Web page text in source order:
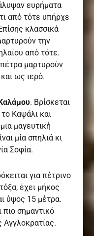
ευρήματα
από τότε υπήρχε
κλασσικά
την
από τότε.
μαρτυρούν
ως ιερό.
. Βρίσκεται
Καψάλι και
μαγευτική
μία σπηλιά κι
Σοφία.
για πέτρινο
έχει μήκος
ύψος 15 μέτρα.
σημαντικό
Αγγλοκρατίας.